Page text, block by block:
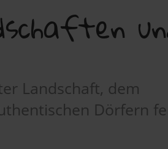
Landschaft, dem
Dörfern